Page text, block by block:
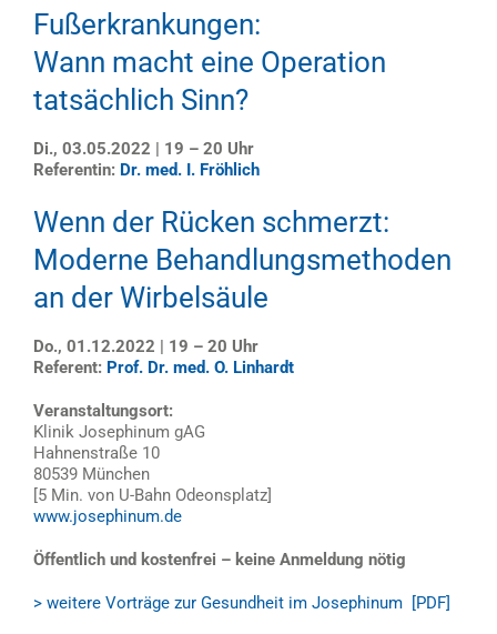
Fußerkrankungen:
Wann macht eine Operation
tatsächlich Sinn?
Di., 03.05.2022 | 19 – 20 Uhr
Referentin: Dr. med. I. Fröhlich
Wenn der Rücken schmerzt:
Moderne Behandlungsmethoden
an der Wirbelsäule
Do., 01.12.2022 | 19 – 20 Uhr
Referent: Prof. Dr. med. O. Linhardt
Veranstaltungsort:
Klinik Josephinum gAG
Hahnenstraße 10
80539 München
[5 Min. von U-Bahn Odeonsplatz]
www.josephinum.de
Öffentlich und kostenfrei – keine Anmeldung nötig
> weitere Vorträge zur Gesundheit im Josephinum [PDF]